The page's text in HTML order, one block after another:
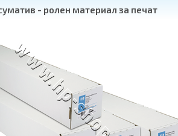
- ролен материал за печат